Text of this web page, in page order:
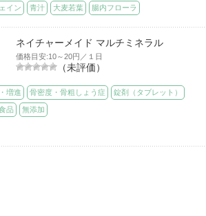
イン 青汁 大麦若葉 腸内フローラ
ネイチャーメイド マルチミネラル
価格目安:10～20円／１日
（未評価）
増進 骨密度・骨粗しょう症 錠剤（タブレット）
品 無添加